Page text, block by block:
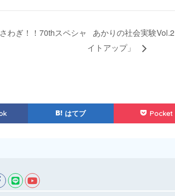
わぎ！！70thスペシャ
あかりの社会実験
イトアップ」
はてブ Pocket